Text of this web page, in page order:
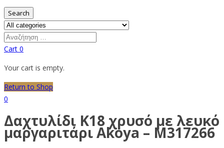
Search
Cart 0
Your cart is empty.
Return to Shop
0
Δαχτυλίδι Κ18 χρυσό με λευκό
μαργαριτάρι Akoya – M317266